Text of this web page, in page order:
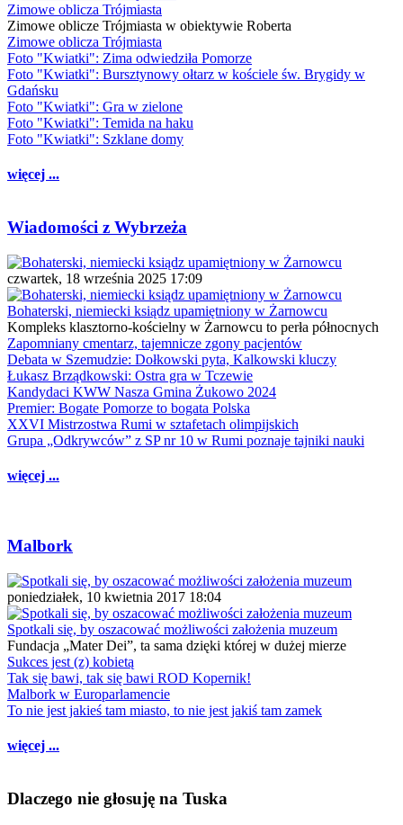
Zimowe oblicza Trójmiasta
Zimowe oblicze Trójmiasta w obiektywie Roberta
Zimowe oblicza Trójmiasta
Foto "Kwiatki": Zima odwiedziła Pomorze
Foto "Kwiatki": Bursztynowy ołtarz w kościele św. Brygidy w
Gdańsku
Foto "Kwiatki": Gra w zielone
Foto "Kwiatki": Temida na haku
Foto "Kwiatki": Szklane domy
więcej ...
Wiadomości z Wybrzeża
czwartek, 18 września 2025 17:09
Bohaterski, niemiecki ksiądz upamiętniony w Żarnowcu
Kompleks klasztorno-kościelny w Żarnowcu to perła północnych
Zapomniany cmentarz, tajemnicze zgony pacjentów
Debata w Szemudzie: Dołkowski pyta, Kalkowski kluczy
Łukasz Brządkowski: Ostra gra w Tczewie
Kandydaci KWW Nasza Gmina Żukowo 2024
Premier: Bogate Pomorze to bogata Polska
XXVI Mistrzostwa Rumi w sztafetach olimpijskich
Grupa „Odkrywców” z SP nr 10 w Rumi poznaje tajniki nauki
więcej ...
Malbork
poniedziałek, 10 kwietnia 2017 18:04
Spotkali się, by oszacować możliwości założenia muzeum
Fundacja „Mater Dei”, ta sama dzięki której w dużej mierze
Sukces jest (z) kobietą
Tak się bawi, tak się bawi ROD Kopernik!
Malbork w Europarlamencie
To nie jest jakieś tam miasto, to nie jest jakiś tam zamek
więcej ...
Dlaczego nie głosuję na Tuska